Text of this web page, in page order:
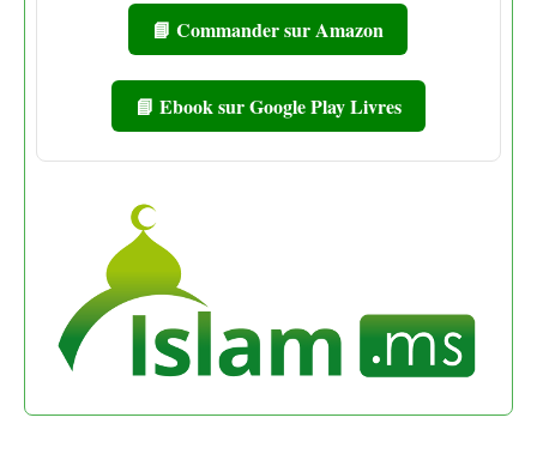
📘 Commander sur Amazon
📘 Ebook sur Google Play Livres